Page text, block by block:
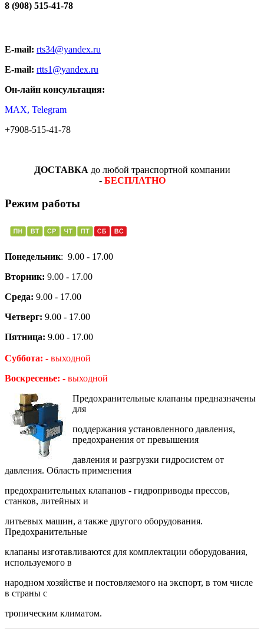
8 (908) 515-41-78
E-mail: rts34@yandex.ru
E-mail: rtts1@yandex.ru
Он-лайн консультация:
MAX, Telegram
+7908-515-41-78
ДОСТАВКА до любой транспортной компании
- БЕСПЛАТНО
Режим работы
Понедельник: 9.00 - 17.00
Вторник: 9.00 - 17.00
Среда: 9.00 - 17.00
Четверг: 9.00 - 17.00
Пятница: 9.00 - 17.00
Суббота: - выходной
Воскресенье: - выходной
Предохранительные клапаны предназначены
для
поддержания установленного давления,
предохранения от превышения
давления и разгрузки гидросистем от
давления. Область применения
предохранительных клапанов - гидроприводы прессов,
станков, литейных и
литьевых машин, а также другого оборудования.
Предохранительные
клапаны изготавливаются для комплектации оборудования,
используемого в
народном хозяйстве и постовляемого на экспорт, в том числе
в страны с
тропическим климатом.